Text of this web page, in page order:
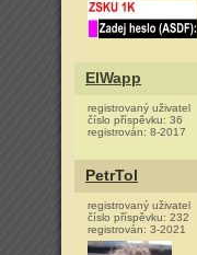
ElWapp
registrovaný uživatel
číslo příspěvku: 36
registrován: 8-2017
PetrTol
registrovaný uživatel
číslo příspěvku: 232
registrován: 3-2021